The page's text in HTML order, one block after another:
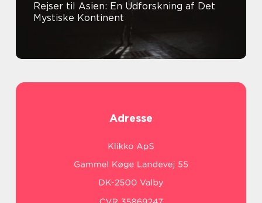
Rejser til Asien: En Udforskning af Det
Mystiske Kontinent
Adresse